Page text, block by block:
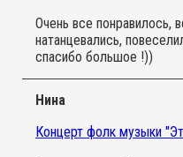
Очень все понравилось,
натанцевались,
спасибо большое !))
Нина
Концерт фолк музыки